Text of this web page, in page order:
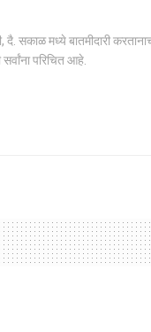
मध्ये बातमीदारी
परिचित आहे.